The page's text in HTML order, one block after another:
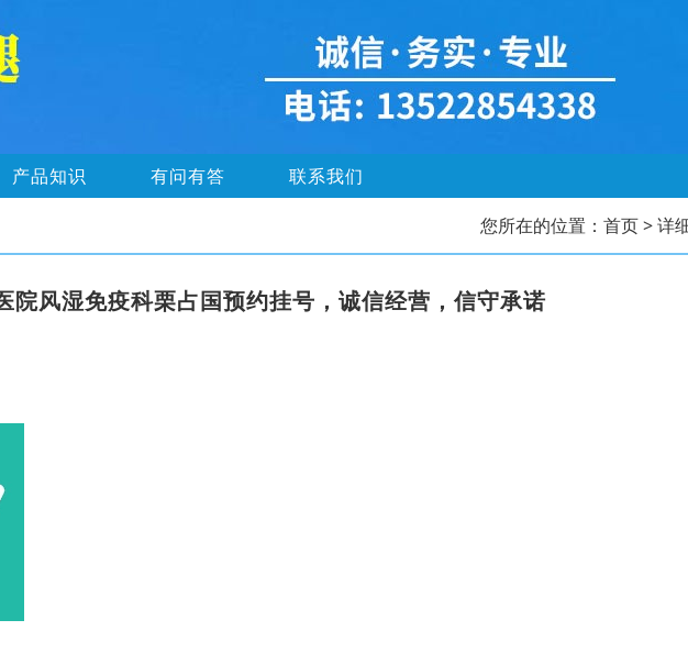
产品知识 有问有答 联系我们
您所在的位置： 首页> 详
院风湿免疫科栗占国预约挂号，诚信经营，信守承诺